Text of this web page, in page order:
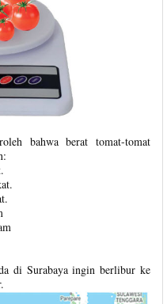
bahwa berat tomat-tomat
di Surabaya ingin berlibur ke